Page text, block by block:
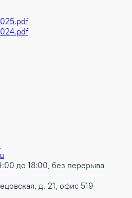
до 18:00, без перерыва
д. 21, офис 519